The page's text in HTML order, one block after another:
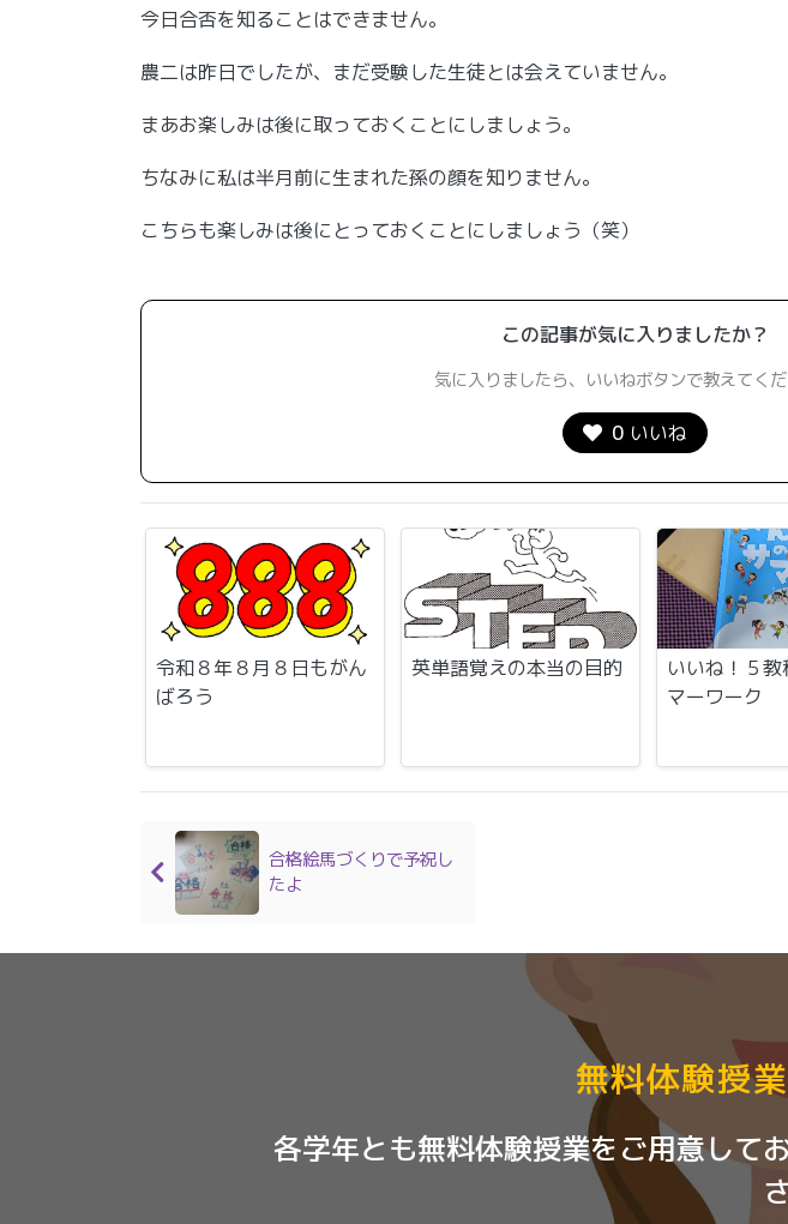
今日合否を知ることはできません。
農二は昨日でしたが、まだ受験した生徒とは会えていません。
まあお楽しみは後に取っておくことにしましょう。
ちなみに私は半月前に生まれた孫の顔を知りません。
こちらも楽しみは後にとっておくことにしましょう（笑）
この記事が気に入りましたか？
気に入りましたら、いいねボタンで教えてくだ
0 いいね
令和８年８月８日もがん
ばろう
英単語覚えの本当の目的
いいね！５
マーワーク
合格絵馬づくりで予祝し
たよ
無料体験授
各学年とも無料体験授業をご用意して